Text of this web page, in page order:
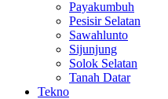
Payakumbuh
Pesisir Selatan
Sawahlunto
Sijunjung
Solok Selatan
Tanah Datar
Tekno